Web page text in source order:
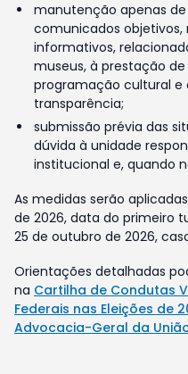
manutenção apenas
comunicados
informativos,
museus, à prestação
programação cultural e
transparência;
submissão prévia das
dúvida à unidade
institucional e, quando
As medidas serão
de 2026, data do primeiro
25 de outubro de 2026,
Orientações detalhadas
na Cartilha de Condutas
Federais nas Eleições de
Advocacia-Geral da